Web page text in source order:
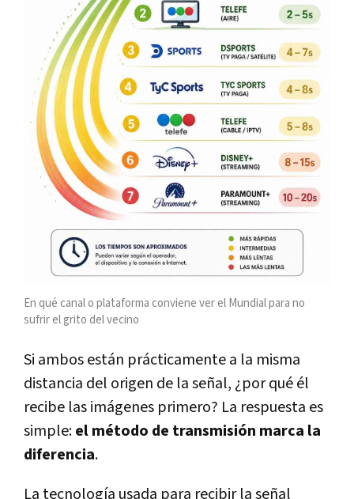
En qué canal o plataforma conviene ver el Mundial para no
sufrir el grito del vecino
Si ambos están prácticamente a la misma
distancia del origen de la señal, ¿por qué él
recibe las imágenes primero? La respuesta es
simple:el método de transmisión marca la
diferencia.
La tecnología usada para recibir la señal